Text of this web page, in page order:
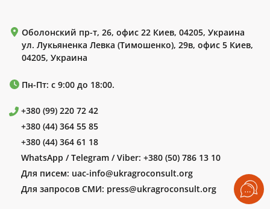
Оболонский пр-т, 26, офис 22 Киев, 04205, Украина
ул. Лукьяненка Левка (Тимошенко), 29в, офис 5 Киев,
04205, Украина
Пн-Пт: с 9:00 до 18:00.
+380 (99) 220 72 42
+380 (44) 364 55 85
+380 (44) 364 61 18
WhatsApp / Telegram / Viber: +380 (50) 786 13 10
Для писем: uac-info@ukragroconsult.org
Для запросов СМИ: press@ukragroconsult.org